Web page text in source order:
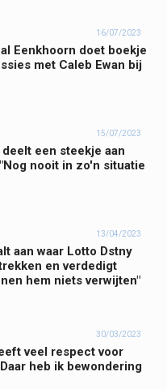
16/07/2023
Eenkhoorn doet boekje
met Caleb Ewan bij
15/07/2023
een steekje aan
nooit in zo'n situatie
13/04/2023
aan waar Lotto Dstny
en verdedigt
hem niets verwijten"
30/03/2023
veel respect voor
heb ik bewondering